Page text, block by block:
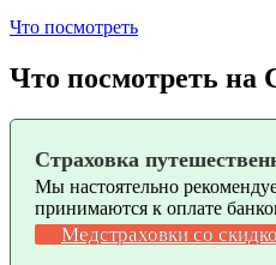
Что посмотреть
Что посмотреть на
Страховка
Мы настоятельно
принимаются к оплате
Медстраховки со